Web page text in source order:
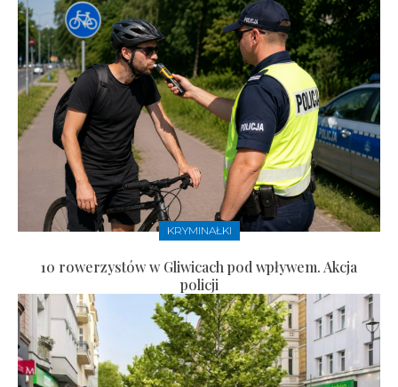
KRYMINAŁKI
10 rowerzystów w Gliwicach pod wpływem. Akcja
policji